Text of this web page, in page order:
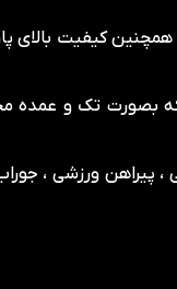
کیفیت بالای
بصورت تک و عمده
، پیراهن ورزشی ،